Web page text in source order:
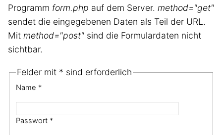
Programm form.php auf dem Server. method="get"
sendet die eingegebenen Daten als Teil der URL.
Mit method="post" sind die Formulardaten nicht
sichtbar.
Felder mit * sind erforderlich
Name *
Passwort *